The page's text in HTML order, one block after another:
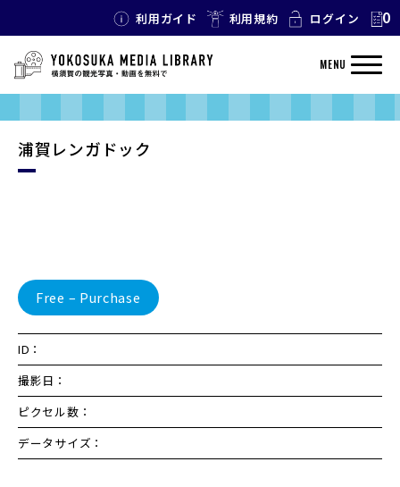
利用ガイド 利用規約 ログイン 0
MENU
浦賀レンガドック
Free – Purchase
ID：
撮影日：
ピクセル数：
データサイズ：